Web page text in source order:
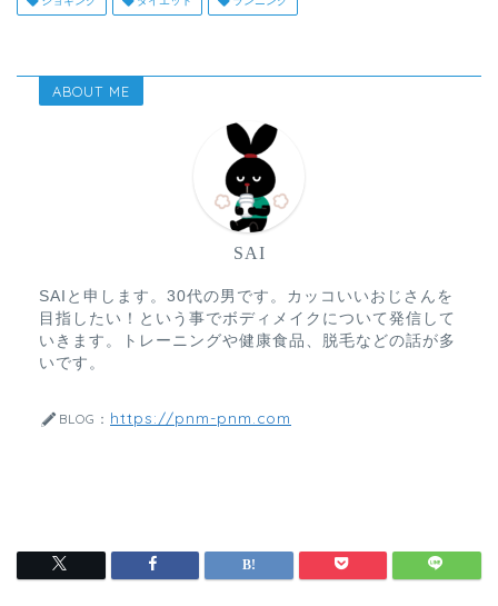
ABOUT ME
SAI
SAIと申します。30代の男です。カッコいいおじさんを
目指したい！という事でボディメイクについて発信して
いきます。トレーニングや健康食品、脱毛などの話が多
いです。
BLOG： https://pnm-pnm.com